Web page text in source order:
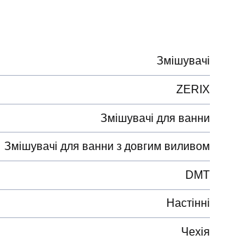
Змішувачі
ZERIX
Змішувачі для ванни
Змішувачі для ванни з довгим виливом
DMT
Настінні
Чехія